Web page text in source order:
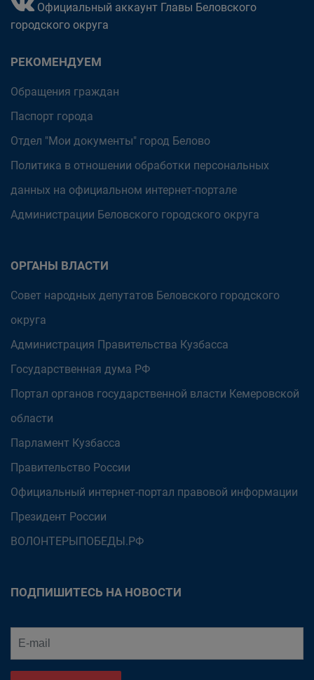
Официальный аккаунт Главы Беловского
городского округа
РЕКОМЕНДУЕМ
Обращения граждан
Паспорт города
Отдел "Мои документы" город Белово
Политика в отношении обработки персональных
данных на официальном интернет-портале
Администрации Беловского городского округа
ОРГАНЫ ВЛАСТИ
Совет народных депутатов Беловского городского
округа
Администрация Правительства Кузбасса
Государственная дума РФ
Портал органов государственной власти Кемеровской
области
Парламент Кузбасса
Правительство России
Официальный интернет-портал правовой информации
Президент России
ВОЛОНТЕРЫПОБЕДЫ.РФ
ПОДПИШИТЕСЬ НА НОВОСТИ